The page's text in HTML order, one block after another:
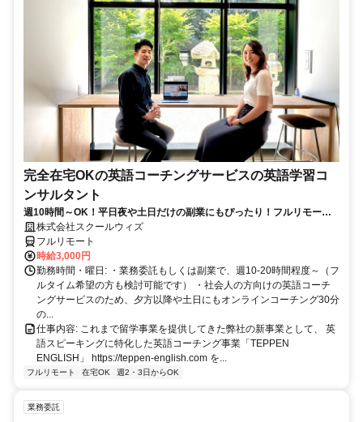
完全在宅OKの英語コーチングサービスの英語学習コ
ンサルタント
週10時間～OK！平日夜や土日だけの副業にもぴったり！フルリモート
OKなので世界のどこからでも働けます！
株式会社スクールウィズ
フルリモート
時給3,000円
勤務時間・曜日: ・業務委託もしくは副業で、週10-20時間程度～（フ
ルタイム希望の方も検討可能です） ・社会人の方向けの英語コーチ
ングサービスのため、夕方以降や土日にもオンラインコーチング30分
の...
仕事内容: これまで留学事業を提供してきた弊社の新事業として、 英
語スピーキングに特化した英語コーチング事業「TEPPEN
ENGLISH」 https://teppen-english.com を...
フルリモート 在宅OK 週2・3日からOK
業務委託